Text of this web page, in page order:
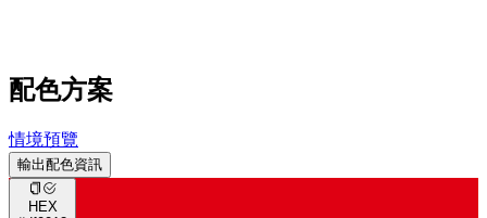
配色方案
情境預覽
輸出配色資訊
HEX